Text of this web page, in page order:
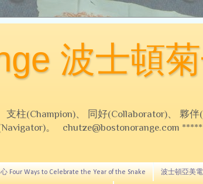
波士頓
柱(Champion)、 同好(Collaborator)、 夥
。 chutze@bostonorange.com
Four Ways to Celebrate the Year of the Snake 波士頓亞美